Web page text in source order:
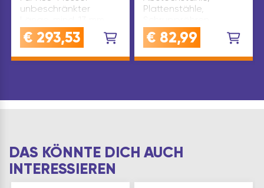
unbeschränkter
breit auch für
Gehrungsstanzmaschinenmesser.
€ 293,53
Plattenstähle,
Schnitzhohleisen und
Schnitzmeißel 25-50
Tormek Inhalt…
€ 82,99
DAS KÖNNTE DICH AUCH
INTERESSIEREN